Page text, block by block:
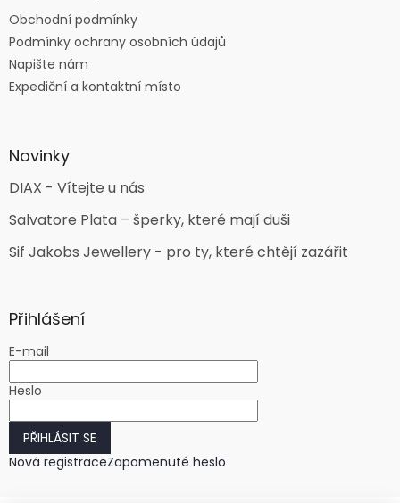
Obchodní podmínky
Podmínky ochrany osobních údajů
Napište nám
Expediční a kontaktní místo
Novinky
DIAX - Vítejte u nás
Salvatore Plata – šperky, které mají duši
Sif Jakobs Jewellery - pro ty, které chtějí zazářit
Přihlášení
E-mail
Heslo
PŘIHLÁSIT SE
Nová registraceZapomenuté heslo